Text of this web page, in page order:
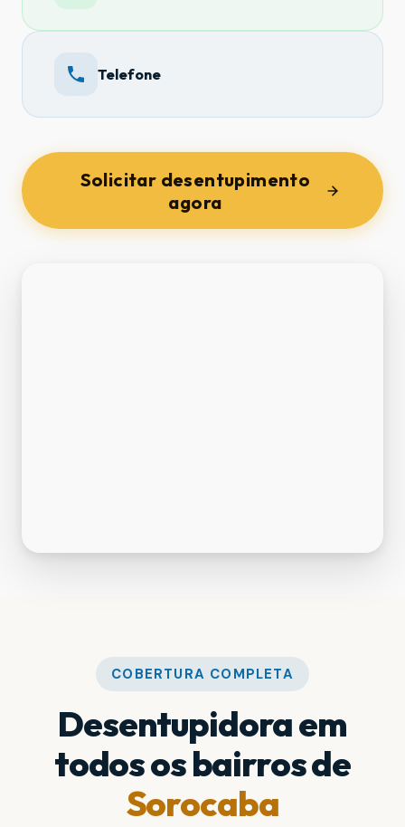
Telefone
Solicitar desentupimento
agora
COBERTURA COMPLETA
Desentupidora em
todos os bairros de
Sorocaba